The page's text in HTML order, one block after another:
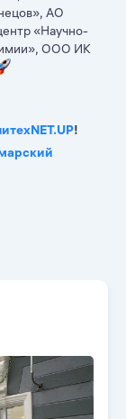
АО
«Научно-
ООО ИК
!